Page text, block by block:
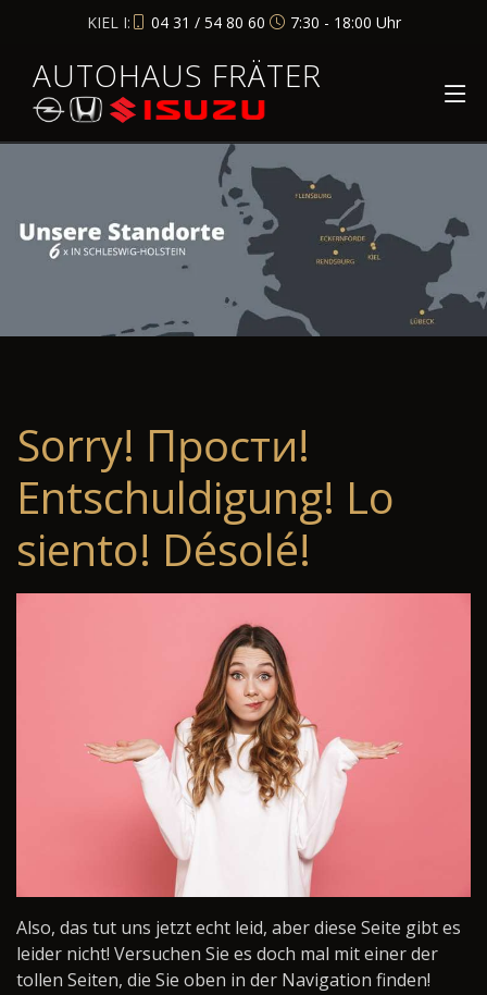
KIEL I: 04 31 / 54 80 60 7:30 - 18:00 Uhr
AUTOHAUS FRÄTER
Sorry! Прости!
Entschuldigung! Lo
siento! Désolé!
Also, das tut uns jetzt echt leid, aber diese Seite gibt es
leider nicht! Versuchen Sie es doch mal mit einer der
tollen Seiten, die Sie oben in der Navigation finden!